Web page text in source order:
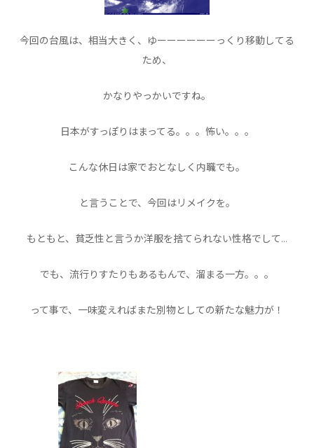
今回の台風は、相当大きく、ゆーーーーーーっくり移動してる
ため、
かなりやっかいですね。
日本がすっぽりはまってる。。。怖い。。。
こんな休日は家でおとなしく内職でも。
と言うことで、今回はリメイクを。
もともと、貧乏性と言うか洋服を捨てられない性格でして…
でも、流行りすたりもあるもんで、溜まる一方。。。
って事で、一味変えればまた別物としての新たな魅力が！